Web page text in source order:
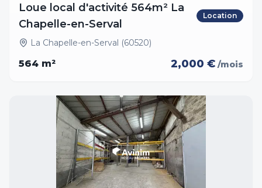
Loue local d'activité 564m² La
Chapelle-en-Serval
Location
La Chapelle-en-Serval (60520)
564 m² 2,000 € /mois